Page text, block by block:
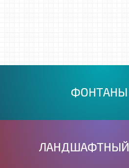
ФОНТАНЫ
ЛАНДШАФТНЫЙ